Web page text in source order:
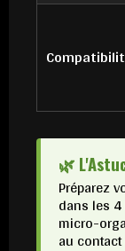
🌿
Préparez
dans les
micro-
au